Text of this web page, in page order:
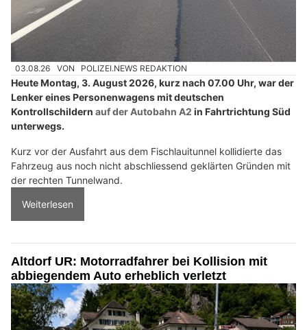
03.08.26 VON POLIZEI.NEWS REDAKTION
Heute Montag, 3. August 2026, kurz nach 07.00 Uhr, war der
Lenker eines Personenwagens mit deutschen
Kontrollschildern auf der Autobahn A2 in Fahrtrichtung Süd
unterwegs.
Kurz vor der Ausfahrt aus dem Fischlauitunnel kollidierte das
Fahrzeug aus noch nicht abschliessend geklärten Gründen mit
der rechten Tunnelwand.
Weiterlesen
Altdorf UR: Motorradfahrer bei Kollision mit
abbiegendem Auto erheblich verletzt